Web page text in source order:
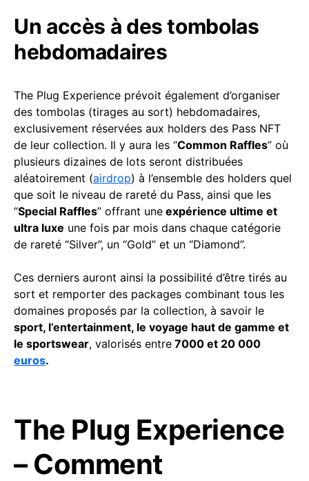
Un accès à des tombolas
hebdomadaires
The Plug Experience prévoit également d’organiser
des tombolas (tirages au sort) hebdomadaires,
exclusivement réservées aux holders des Pass NFT
de leur collection. Il y aura les “Common Raffles” où
plusieurs dizaines de lots seront distribuées
aléatoirement (airdrop) à l’ensemble des holders quel
que soit le niveau de rareté du Pass, ainsi que les
“Special Raffles” offrant une expérience ultime et
ultra luxe une fois par mois dans chaque catégorie
de rareté “Silver”, un “Gold” et un “Diamond”.
Ces derniers auront ainsi la possibilité d’être tirés au
sort et remporter des packages combinant tous les
domaines proposés par la collection, à savoir le
sport, l’entertainment, le voyage haut de gamme et
le sportswear, valorisés entre 7000 et 20 000
euros.
The Plug Experience
– Comment